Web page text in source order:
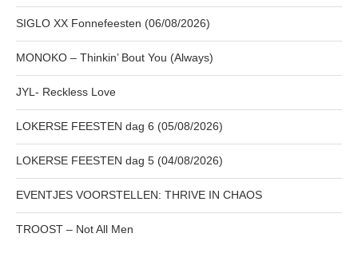
SIGLO XX Fonnefeesten (06/08/2026)
MONOKO – Thinkin’ Bout You (Always)
JYL- Reckless Love
LOKERSE FEESTEN dag 6 (05/08/2026)
LOKERSE FEESTEN dag 5 (04/08/2026)
EVENTJES VOORSTELLEN: THRIVE IN CHAOS
TROOST – Not All Men